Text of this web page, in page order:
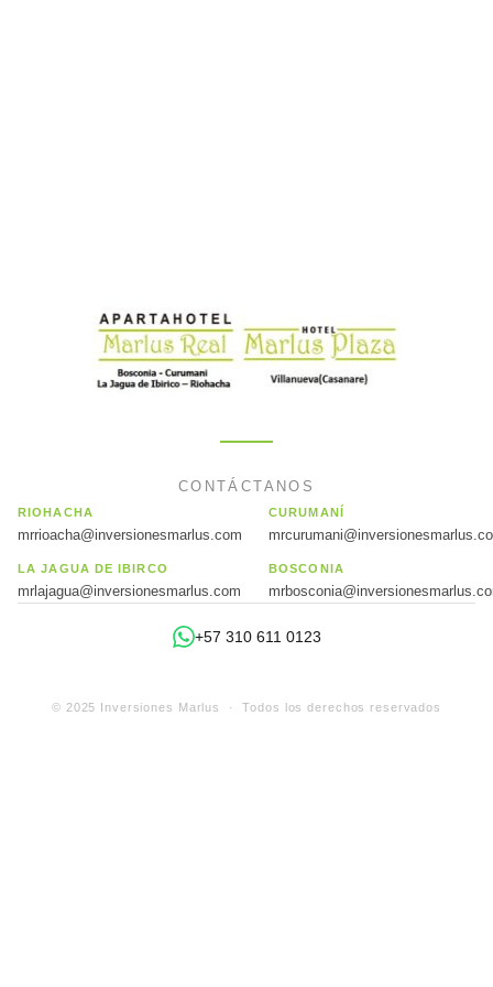
CONTÁCTANOS
RIOHACHA
mrrioacha@inversionesmarlus.com
CURUMANÍ
LA JAGUA DE IBIRCO
mrlajagua@inversionesmarlus.com
BOSCONIA
+57 310 611 0123
© 2025 Inversiones Marlus · Todos los derechos reservados